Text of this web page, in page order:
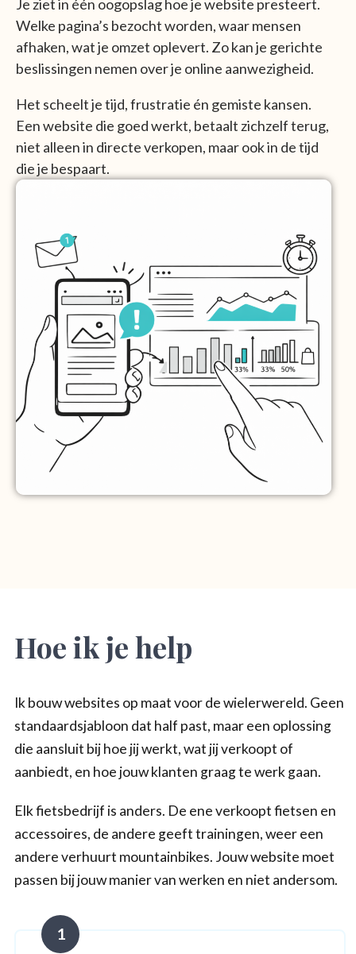
Je ziet in één oogopslag hoe je website presteert.
Welke pagina’s bezocht worden, waar mensen
afhaken, wat je omzet oplevert. Zo kan je gerichte
beslissingen nemen over je online aanwezigheid.
Het scheelt je tijd, frustratie én gemiste kansen.
Een website die goed werkt, betaalt zichzelf terug,
niet alleen in directe verkopen, maar ook in de tijd
die je bespaart.
Hoe ik je help
Ik bouw websites op maat voor de wielerwereld. Geen
standaardsjabloon dat half past, maar een oplossing
die aansluit bij hoe jij werkt, wat jij verkoopt of
aanbiedt, en hoe jouw klanten graag te werk gaan.
Elk fietsbedrijf is anders. De ene verkoopt fietsen en
accessoires, de andere geeft trainingen, weer een
andere verhuurt mountainbikes. Jouw website moet
passen bij jouw manier van werken en niet andersom.
1